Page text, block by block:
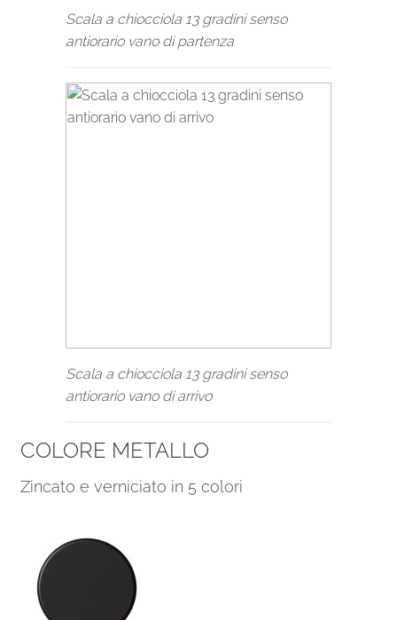
Scala a chiocciola 13 gradini senso
antiorario vano di partenza
Scala a chiocciola 13 gradini senso
antiorario vano di arrivo
COLORE METALLO
Zincato e verniciato in 5 colori